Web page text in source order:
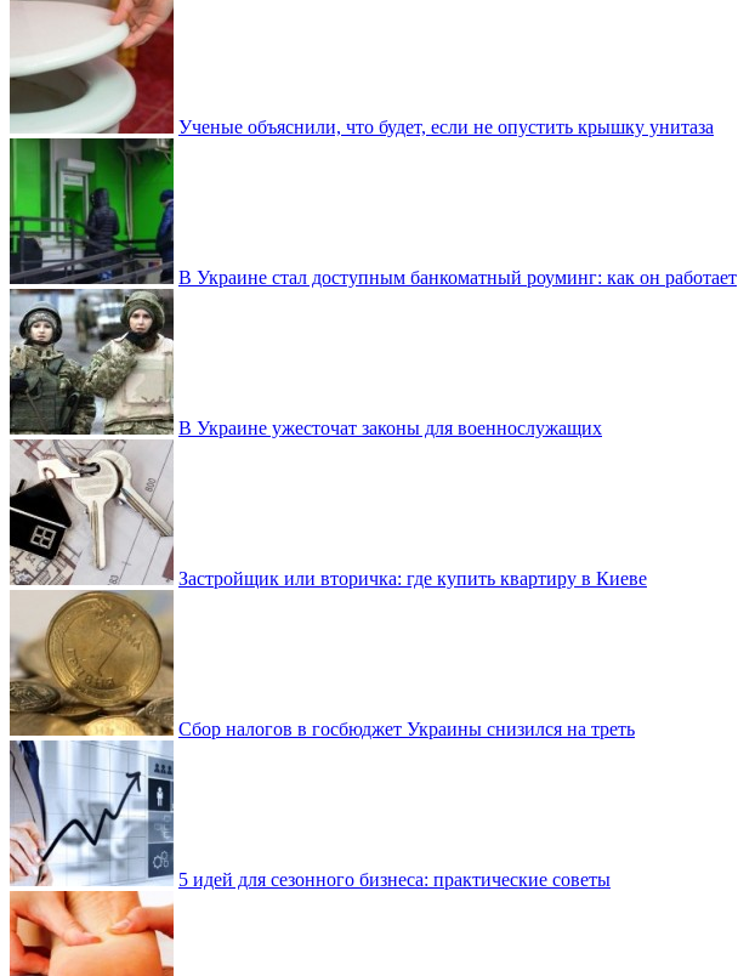
Ученые объяснили, что будет, если не опустить крышку унитаза
В Украине стал доступным банкоматный роуминг: как он работает
В Украине ужесточат законы для военнослужащих
Застройщик или вторичка: где купить квартиру в Киеве
Сбор налогов в госбюджет Украины снизился на треть
5 идей для сезонного бизнеса: практические советы